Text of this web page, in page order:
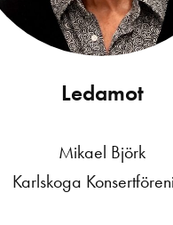
Ledamot
Mikael Björk
Karlskoga